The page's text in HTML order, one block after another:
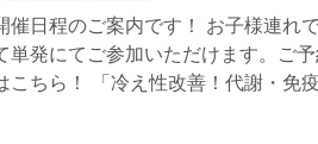
催日程のご案内です！ お子様連れ
単発にてご参加いただけます。ご
こちら！ 「冷え性改善！代謝・免